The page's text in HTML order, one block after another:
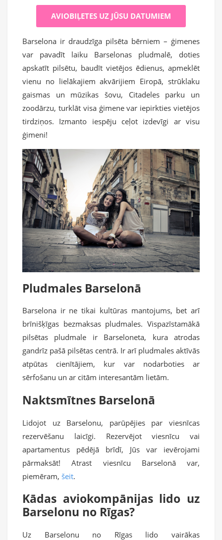
AVIOBIĻETES UZ JŪSU DATUMIEM
Barselona ir draudzīga pilsēta bērniem – ģimenes
var pavadīt laiku Barselonas pludmalē, doties
apskatīt pilsētu, baudīt vietējos ēdienus, apmeklēt
vienu no lielākajiem akvārijiem Eiropā, strūklaku
gaismas un mūzikas šovu, Citadeles parku un
zoodārzu, turklāt visa ģimene var iepirkties vietējos
tirdziņos. Izmanto iespēju ceļot izdevīgi ar visu
ģimeni!
Pludmales Barselonā
Barselona ir ne tikai kultūras mantojums, bet arī
brīnišķīgas bezmaksas pludmales. Vispazīstamākā
pilsētas pludmale ir Barseloneta, kura atrodas
gandrīz pašā pilsētas centrā. Ir arī pludmales aktīvās
atpūtas cienītājiem, kur var nodarboties ar
sērfošanu un ar citām interesantām lietām.
Naktsmītnes Barselonā
Lidojot uz Barselonu, parūpējies par viesnīcas
rezervēšanu laicīgi. Rezervējot viesnīcu vai
apartamentus pēdējā brīdī, Jūs var ievērojami
pārmaksāt! Atrast viesnīcu Barselonā var,
piemēram, šeit.
Kādas aviokompānijas lido uz
Barselonu no Rīgas?
Uz Barselonu no Rīgas lido vairākas